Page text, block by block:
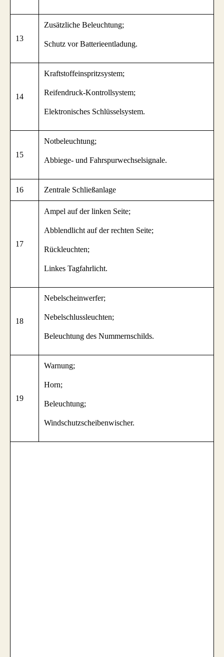
13
Zusätzliche Beleuchtung;
Schutz vor Batterieentladung.
14
Kraftstoffeinspritzsystem;
Reifendruck-Kontrollsystem;
Elektronisches Schlüsselsystem.
15
Notbeleuchtung;
Abbiege- und Fahrspurwechselsignale.
16 Zentrale Schließanlage
17
Ampel auf der linken Seite;
Abblendlicht auf der rechten Seite;
Rückleuchten;
Linkes Tagfahrlicht.
18
Nebelscheinwerfer;
Nebelschlussleuchten;
Beleuchtung des Nummernschilds.
19
Warnung;
Horn;
Beleuchtung;
Windschutzscheibenwischer.